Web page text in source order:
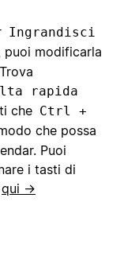
Ingrandisci
puoi modificarla
rapida
che Ctrl +
che possa
Puoi
i tasti di
qui →